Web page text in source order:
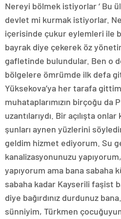
Nereyi bölmek istiyorlar ‘ Bu
devlet mi kurmak istiyorlar. Ne
içerisinde çukur eylemleri ile
bayrak diye çekerek öz
gafletinde bulundular. Ben o
bölgelere ömrümde ilk defa
Yüksekova’ya her tarafa
muhataplarımızın birçoğu da
uzantılarıydı. Bir açılışta
şunları aynen yüzlerini
geldim hizmet ediyorum. Su
kanalizasyonunuzu yapıyorum,
yapıyorum ama bana sabaha
sabaha kadar Kayserili faşist
diye bağırdınız durdunuz
sünniyim, Türkmen